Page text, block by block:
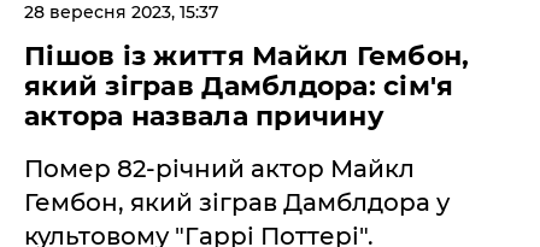
28 вересня 2023, 15:37
Пішов із життя Майкл Гембон,
який зіграв Дамблдора: сім'я
актора назвала причину
Помер 82-річний актор Майкл
Гембон, який зіграв Дамблдора у
культовому "Гаррі Поттері".